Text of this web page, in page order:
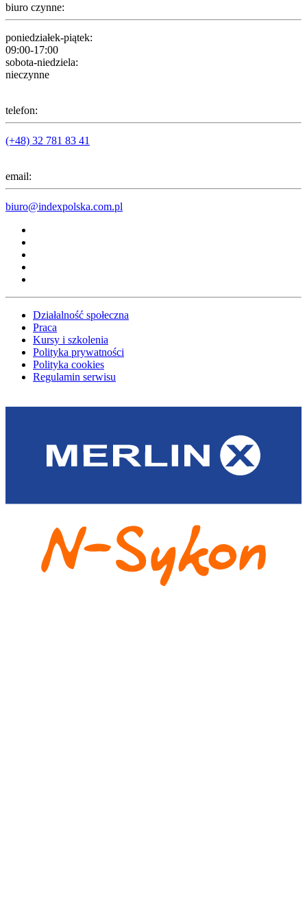
biuro czynne:
poniedziałek-piątek:
09:00-17:00
sobota-niedziela:
nieczynne
telefon:
(+48) 32 781 83 41
email:
biuro@indexpolska.com.pl
Działalność społeczna
Praca
Kursy i szkolenia
Polityka prywatności
Polityka cookies
Regulamin serwisu